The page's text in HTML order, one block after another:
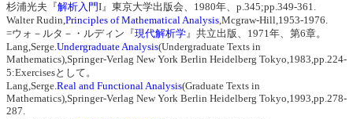
杉浦光夫『解析入門I』東京大学出版会、1980年、p.345;pp.349-361.
Walter Rudin,Principles of Mathematical Analysis,Mcgraw-Hill,1953-1976.
=ウォ－ルタ－・ルディン『現代解析学』共立出版、1971年、第6章。
Lang,Serge.Undergraduate Analysis(Undergraduate Texts in
Mathematics),Springer-Verlag New York Berlin Heidelberg Tokyo,1983,pp.224-
5:Exercisesとして。
Lang,Serge.Real and Functional Analysis(Graduate Texts in
Mathematics),Springer-Verlag New York Berlin Heidelberg Tokyo,1993,pp.278-
287.